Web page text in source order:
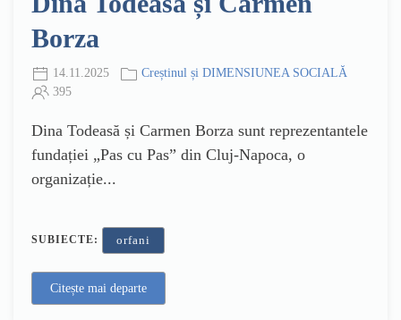
Borza
14.11.2025
Creștinul și DIMENSIUNEA SOCIALĂ
395
Dina Todeasă și Carmen Borza sunt reprezentantele
fundației „Pas cu Pas” din Cluj-Napoca, o
organizație...
SUBIECTE: orfani
Citește mai departe